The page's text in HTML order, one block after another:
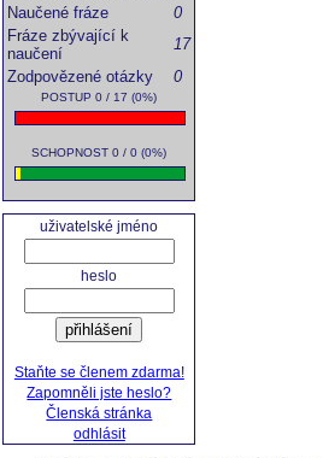
Naučené fráze
0
Fráze zbývající k
naučení
17
Zodpovězené otázky
0
POSTUP 0 / 17 (0%)
SCHOPNOST 0 / 0 (0%)
uživatelské jméno
heslo
přihlášení
Staňte se členem zdarma!
Zapomněli jste heslo?
Členská stránka
odhlásit